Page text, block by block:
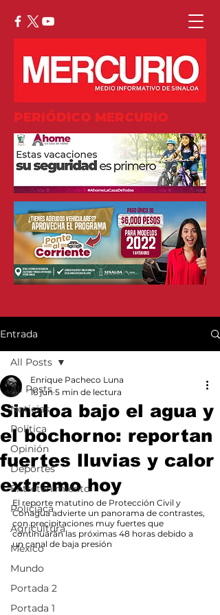
PERIÓDICO MERCURIO
Entrada
All Posts
Noticias
Política
Opinión
Deportes
Entretenimiento
Policiaca
Agricultura
México
Mundo
Portada 2
Portada 1
All Posts
Sinaloa bajo el agua y
el bochorno: reportan
fuertes lluvias y calor
extremo hoy
Enrique Pacheco Luna
16 jun 5 min de lectura
El reporte matutino de Protección Civil y
Conagua advierte un panorama de contrastes,
con precipitaciones muy fuertes que
continuarán las próximas 48 horas debido a
un canal de baja presión